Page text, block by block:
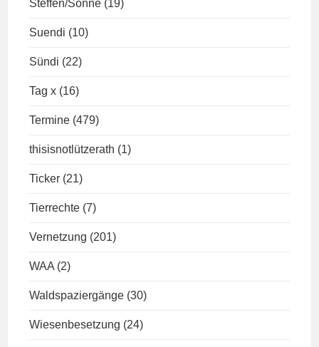
Steffen/Sonne (19)
Suendi (10)
Sündi (22)
Tag x (16)
Termine (479)
thisisnotlützerath (1)
Ticker (21)
Tierrechte (7)
Vernetzung (201)
WAA (2)
Waldspaziergänge (30)
Wiesenbesetzung (24)